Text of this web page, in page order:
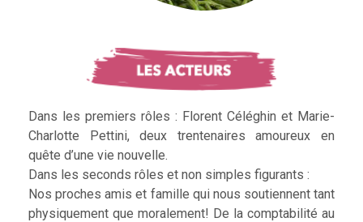
Dans les premiers rôles : Florent Céléghin et Marie-
Charlotte Pettini, deux trentenaires amoureux en
quête d’une vie nouvelle.
Dans les seconds rôles et non simples figurants :
Nos proches amis et famille qui nous soutiennent tant
physiquement que moralement! De la comptabilité au